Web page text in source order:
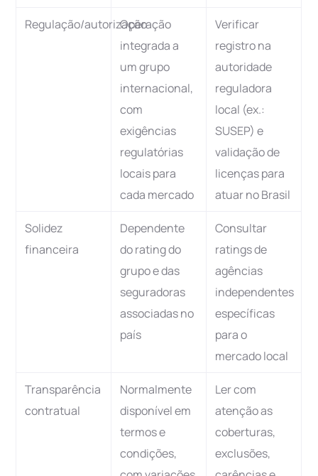
Regulação/autorização
Operação
integrada a
um grupo
internacional,
com
exigências
regulatórias
locais para
cada mercado
Verificar
registro na
autoridade
reguladora
local (ex.:
SUSEP) e
validação de
licenças para
atuar no Brasil
Solidez
financeira
Dependente
do rating do
grupo e das
seguradoras
associadas no
país
Consultar
ratings de
agências
independentes
específicas
para o
mercado local
Transparência
contratual
Normalmente
disponível em
termos e
condições,
Ler com
atenção as
coberturas,
exclusões,